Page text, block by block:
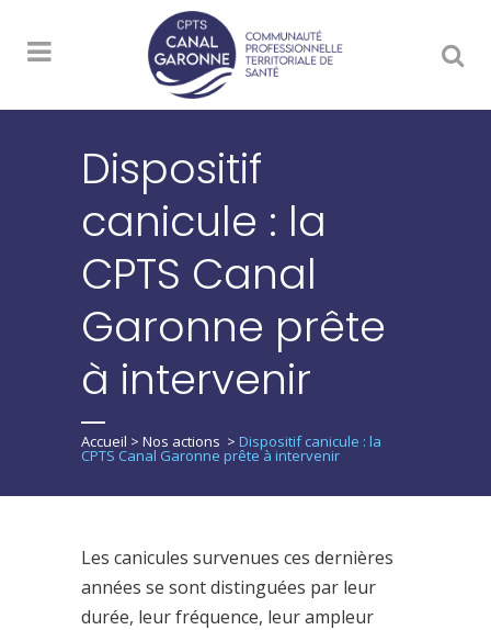
Dispositif
canicule : la
CPTS Canal
Garonne prête
à intervenir
Accueil > Nos actions > Dispositif canicule : la
CPTS Canal Garonne prête à intervenir
Les canicules survenues ces dernières
années se sont distinguées par leur
durée, leur fréquence, leur ampleur